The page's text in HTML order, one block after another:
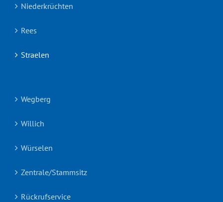
Niederkrüchten
Rees
Straelen
Wegberg
Willich
Würselen
Zentrale/Stammsitz
Rückrufservice